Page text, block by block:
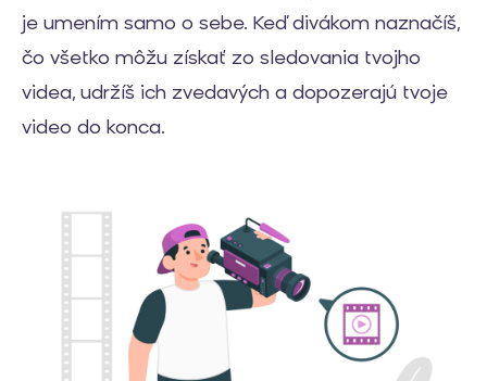
je umením samo o sebe. Keď divákom naznačíš,
čo všetko môžu získať zo sledovania tvojho
videa, udržíš ich zvedavých a dopozerajú tvoje
video do konca.